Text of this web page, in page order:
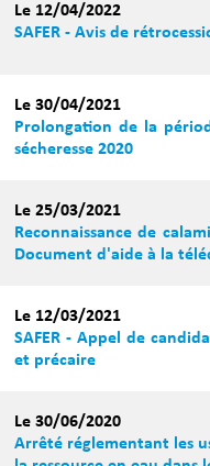
Le 12/04/2022
SAFER - Avis de
Le 30/04/2021
Prolongation de la
sécheresse 2020
Le 25/03/2021
Reconnaissance de
Document d'aide à la
Le 12/03/2021
SAFER - Appel de
et précaire
Le 30/06/2020
Arrêté réglementant les